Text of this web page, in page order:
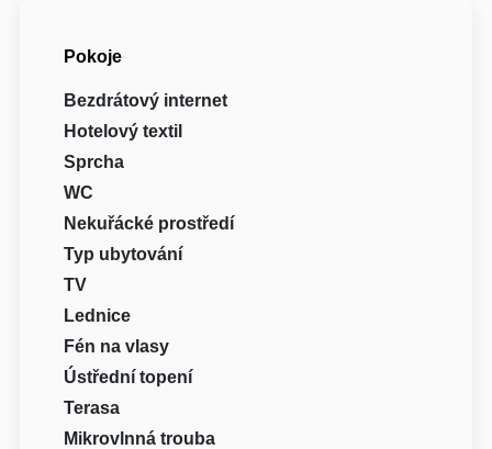
Pokoje
Bezdrátový internet
Hotelový textil
Sprcha
WC
Nekuřácké prostředí
Typ ubytování
TV
Lednice
Fén na vlasy
Ústřední topení
Terasa
Mikrovlnná trouba